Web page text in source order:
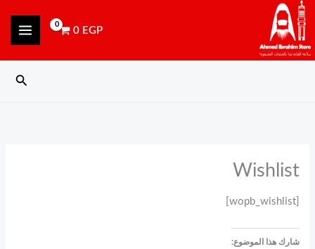
content
تخطي
إلى
المحتوى
0 EGP
Wishlist
[wopb_wishlist]
شارك هذا الموضوع: